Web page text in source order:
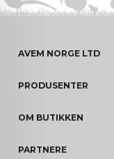
AVEM NORGE LTD
PRODUSENTER
OM BUTIKKEN
PARTNERE